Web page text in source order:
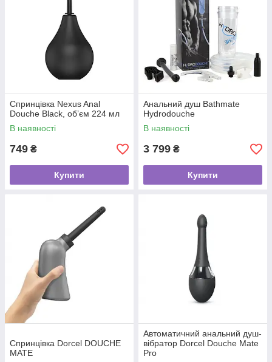
Спринцівка Nexus Anal
Douche Black, об’єм 224 мл
В наявності
749 ₴
Купити
Анальний душ Bathmate
Hydrodouche
В наявності
3 799 ₴
Купити
Спринцівка Dorcel DOUCHE
MATE
Автоматичний анальний душ-
вібратор Dorcel Douche Mate
Pro